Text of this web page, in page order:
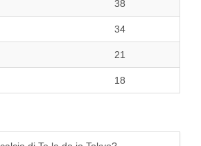
38
34
21
18